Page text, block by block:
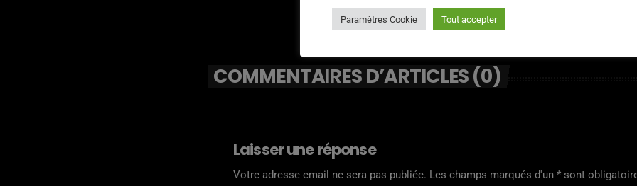
COMMENTAIRES D’ARTICLES (0)
Laisser une réponse
Votre adresse email ne sera pas publiée. Les champs marqués d'un * sont
Paramètres Cookie Tout accepter